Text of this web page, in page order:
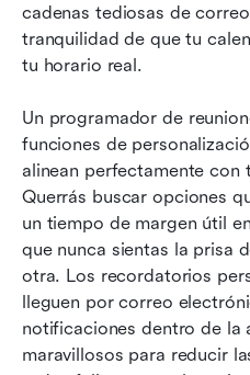
cadenas tediosas de
tranquilidad de que tu
tu horario real.
Un programador de
funciones de
alinean perfectamente
Querrás buscar opciones
un tiempo de margen útil
que nunca sientas la prisa
otra. Los recordatorios
lleguen por correo
notificaciones dentro de
maravillosos para reducir